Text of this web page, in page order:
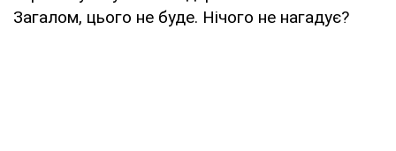
Загалом, цього не буде. Нічого не нагадує?